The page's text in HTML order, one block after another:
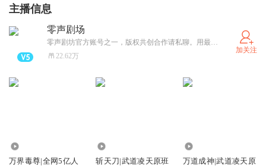
主播信息
零声剧场
零声剧坊官方账号之一，版权共创合作请私聊。用最大诚意在做有声剧，只求为大家送上最好的回忆！
22.62万
加关注
万界毒尊|全网5亿人
斩天刀|武道凌天原班
万道成神|武道凌天原